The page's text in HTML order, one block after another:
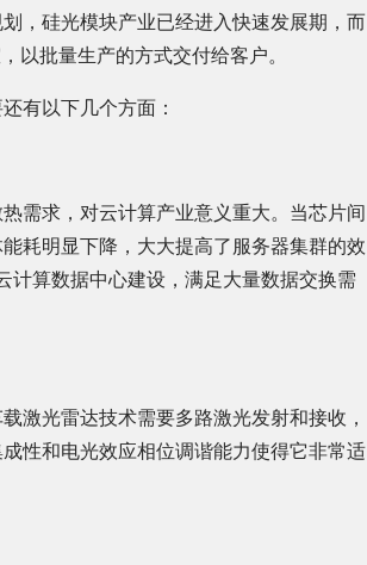
，硅光模块产业已经进入快速发展期，而
以批量生产的方式交付给客户。
有以下几个方面：
需求，对云计算产业意义重大。当芯片间
耗明显下降，大大提高了服务器集群的效
计算数据中心建设，满足大量数据交换需
激光雷达技术需要多路激光发射和接收，
性和电光效应相位调谐能力使得它非常适